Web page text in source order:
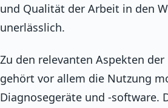
und Qualität der Arbeit in den
unerlässlich.
Zu den relevanten Aspekten der
gehört vor allem die Nutzung
Diagnosegeräte und -software.